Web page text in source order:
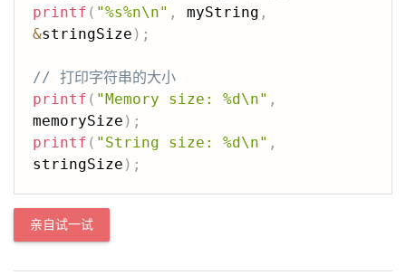
printf ( "%s%n\n" , myString ,
&stringSize ) ;
// 打印字符串的大小
printf ( "Memory size: %d\n" ,
memorySize ) ;
printf ( "String size: %d\n" ,
stringSize ) ;
亲自试一试